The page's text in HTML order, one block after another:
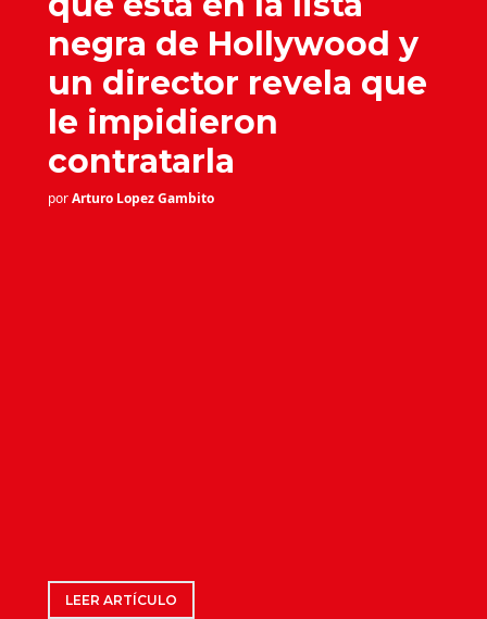
negra de Hollywood y
un director revela que
le impidieron
contratarla
porArturo Lopez Gambito
LEER ARTÍCULO